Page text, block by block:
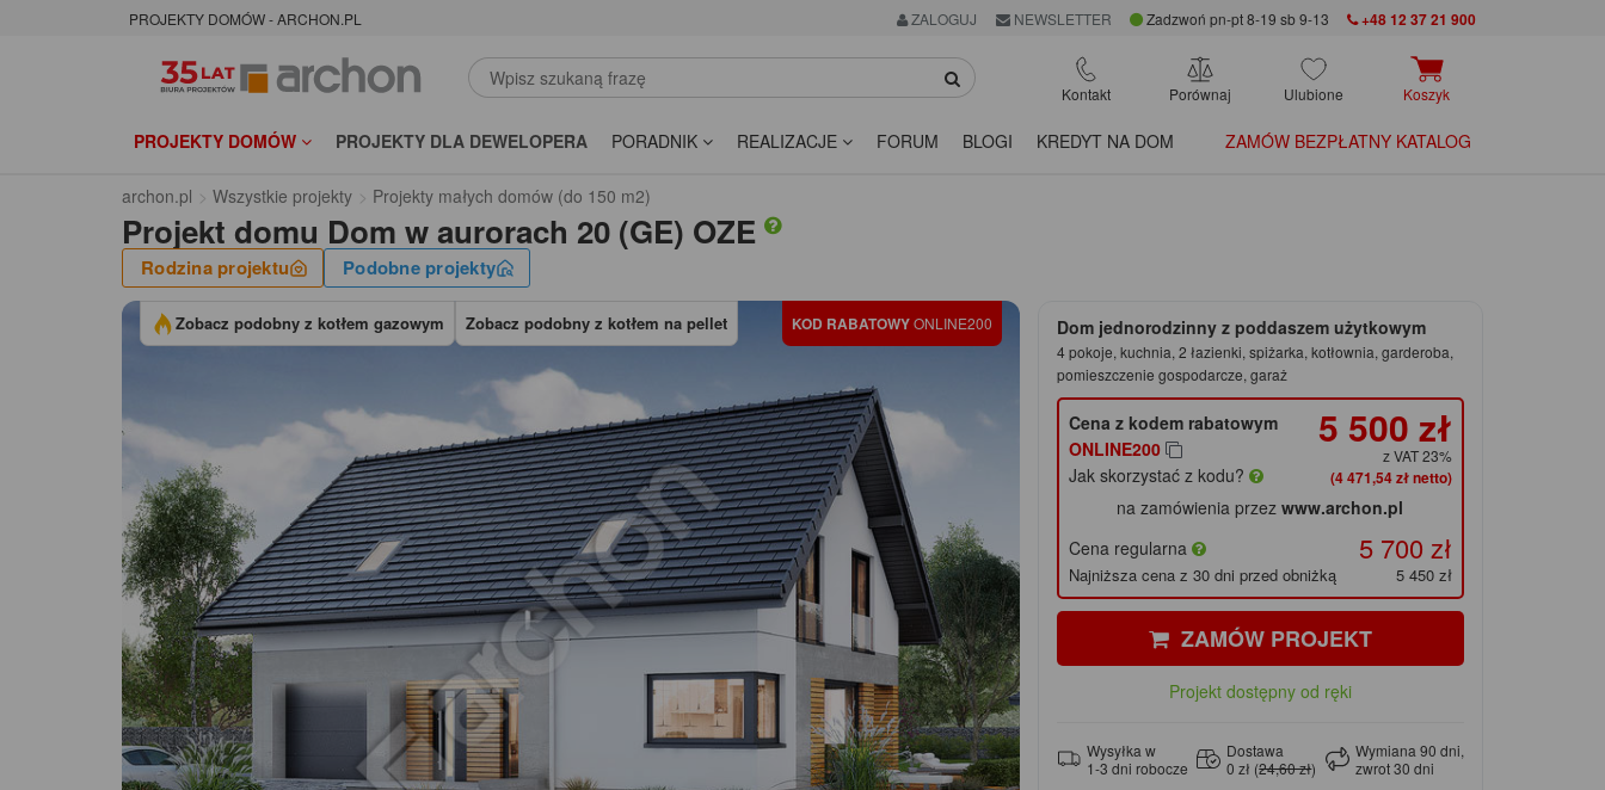
PROJEKTY DOMÓW - ARCHON.PL ZALOGUJ NEWSLETTER Zadzwoń pn-pt 8-19 sb 9-13 +48 12 37 21 900
Kontakt Porównaj Ulubione Koszyk
PROJEKTY DOMÓW PROJEKTY DLA DEWELOPERA PORADNIK REALIZACJE FORUM BLOGI KREDYT NA DOM ZAMÓW BEZPŁATNY KATALOG
archon.pl Wszystkie projekty Projekty małych domów (do 150 m2)
Projekt domu Dom w aurorach 20 (GE) OZE
Rodzina projektu Podobne projekty
Zobacz podobny z kotłem gazowym Zobacz podobny z kotłem na pellet KOD RABATOWYONLINE200 Dom jednorodzinny z poddaszem użytkowym
4 pokoje, kuchnia, 2 łazienki, spiżarka, kotłownia, garderoba,
pomieszczenie gospodarcze, garaż
Cena z kodem rabatowym
ONLINE200
Jak skorzystać z kodu?
5 500 zł
z VAT 23%
(4 471,54 zł netto)
na zamówienia przezwww.archon.pl
Cena regularna
5 700 zł
Najniższa cena z 30 dni przed obniżką 5 450 zł
ZAMÓW PROJEKT
Projekt dostępny od ręki
Wysyłka w
1-3 dni robocze
Dostawa
0 zł (24,60 zł)
Wymiana 90 dni,
zwrot 30 dni